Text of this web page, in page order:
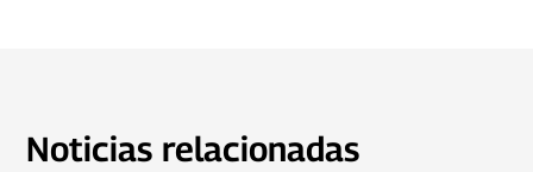
Noticias relacionadas